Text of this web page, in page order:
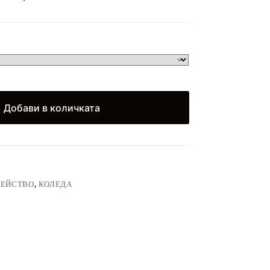
Добави в количката
, КОЛЕДА